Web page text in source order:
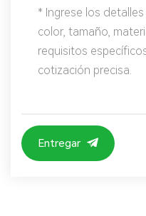
Entregar